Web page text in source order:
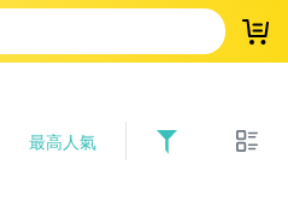
登
最高人氣